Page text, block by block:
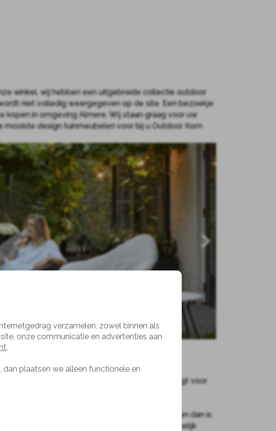
winkel, wij hebben een uitgebreide collectie outdoor
niet volledig weergegeven op de site. Een bezoekje
in omgeving Almere. Wij staan graag voor uw
design tuinmeubelen voor bij u Outdoor. Kom
heeft de Gigi een hangmat-constructie die zorgt voor
Outdoor toch een keer een regenbuitje meepakken dan is
afzienbare tijd weer droog. Het kussen is namelijk
verzamelen, zowel binnen als
onze communicatie en advertenties aan
.
dan plaatsen we alleen functionele en